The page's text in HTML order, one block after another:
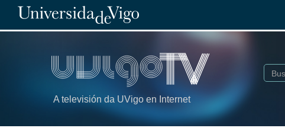
A televisión da UVigo en Internet
Buscar